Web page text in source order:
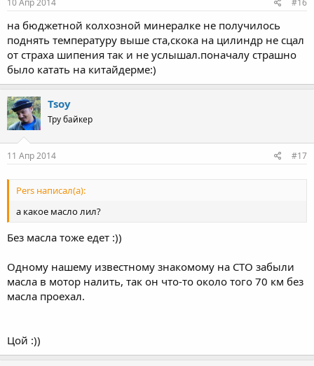
10 Апр 2014 #16
на бюджетной колхозной минералке не получилось
поднять температуру выше ста,скока на цилиндр не сцал
от страха шипения так и не услышал.поначалу страшно
было катать на китайдерме:)
Tsoy
Тру байкер
11 Апр 2014 #17
Pers написал(а):
а какое масло лил?
Без масла тоже едет :))
Одному нашему известному знакомому на СТО забыли
масла в мотор налить, так он что-то около того 70 км без
масла проехал.
Цой :))